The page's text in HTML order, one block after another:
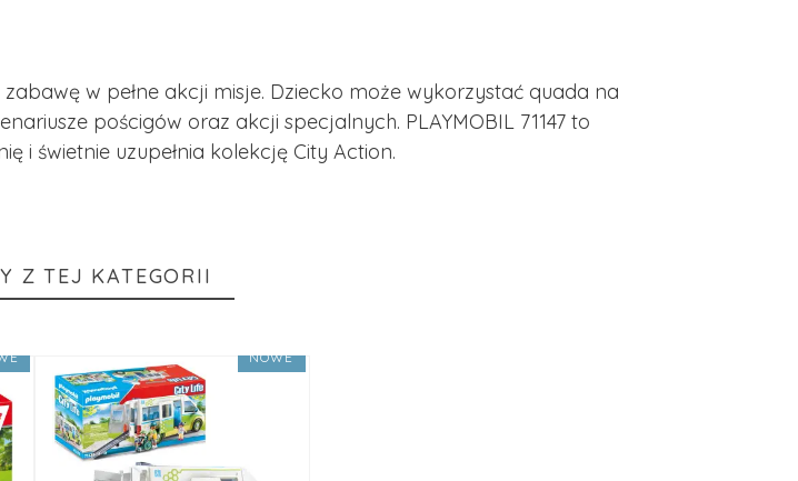
w pełne akcji misje. Dziecko może wykorzystać quada na
pościgów oraz akcji specjalnych. PLAYMOBIL 71147 to
i świetnie uzupełnia kolekcję City Action.
Z TEJ KATEGORII
NOWE